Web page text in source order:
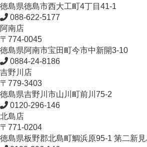
徳島県徳島市西大工町4丁目41-1
088-622-5177
阿南店
〒774-0045
徳島県阿南市宝田町今市中新開3-10
0884-24-8186
吉野川店
〒779-3403
徳島県吉野川市山川町前川75-2
0120-296-146
北島店
〒771-0204
徳島県板野郡北島町鯛浜原95-1 第二新